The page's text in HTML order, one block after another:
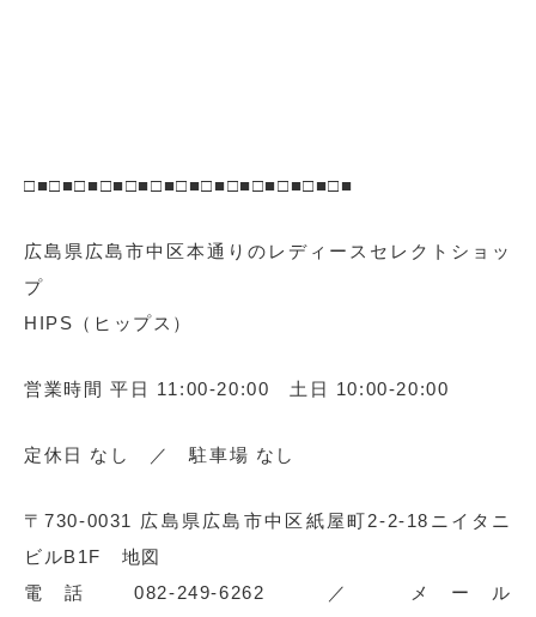
□■□■□■□■□■□■□■□■□■□■□■□■□■
広島県広島市中区本通りのレディースセレクトショッ
プ
HIPS（ヒップス）
営業時間 平日 11:00-20:00 土日 10:00-20:00
定休日 なし ／ 駐車場 なし
〒730-0031 広島県広島市中区紙屋町2-2-18ニイタニ
ビルB1F 地図
電話 082-249-6262 ／ メール